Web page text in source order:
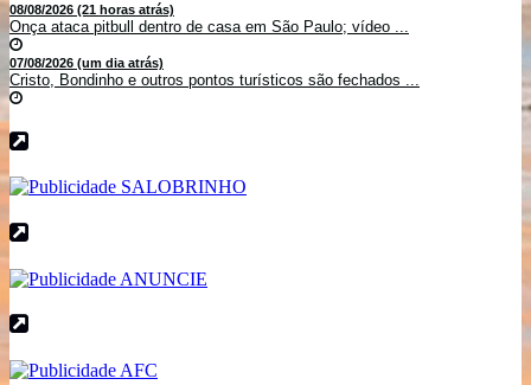
08/08/2026 (21 horas atrás)
Onça ataca pitbull dentro de casa em São Paulo; vídeo ...
07/08/2026 (um dia atrás)
Cristo, Bondinho e outros pontos turísticos são fechados ...